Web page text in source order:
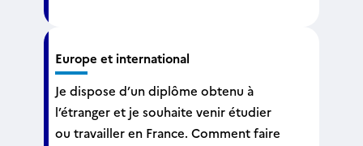
Europe et international
Je dispose d’un diplôme obtenu à
l’étranger et je souhaite venir étudier
ou travailler en France. Comment faire